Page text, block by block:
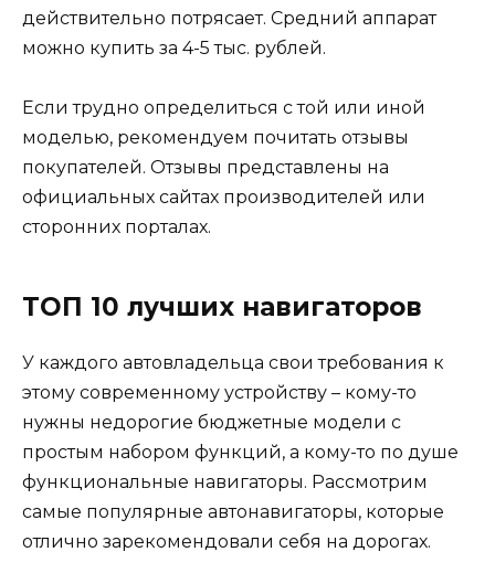
действительно потрясает. Средний аппарат
можно купить за 4-5 тыс. рублей.
Если трудно определиться с той или иной
моделью, рекомендуем почитать отзывы
покупателей. Отзывы представлены на
официальных сайтах производителей или
сторонних порталах.
ТОП 10 лучших навигаторов
У каждого автовладельца свои требования к
этому современному устройству – кому-то
нужны недорогие бюджетные модели с
простым набором функций, а кому-то по душе
функциональные навигаторы. Рассмотрим
самые популярные автонавигаторы, которые
отлично зарекомендовали себя на дорогах.